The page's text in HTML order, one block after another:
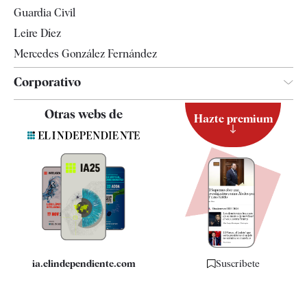
Guardia Civil
Leire Díez
Mercedes González Fernández
Corporativo
Contacto
Quiénes somos
Especificaciones
Otras webs de
ia.elindependiente.com
Hazte premium
Suscríbete